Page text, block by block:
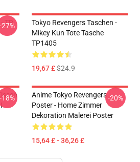
TR
-27%
Tokyo Revengers Taschen -
Mikey Kun Tote Tasche
TP1405
19,67 £$24.9
-18%
Anime Tokyo Revengers
Poster - Home Zimmer
Dekoration Malerei Poster
15,64 £ - 36,26 £
-20%